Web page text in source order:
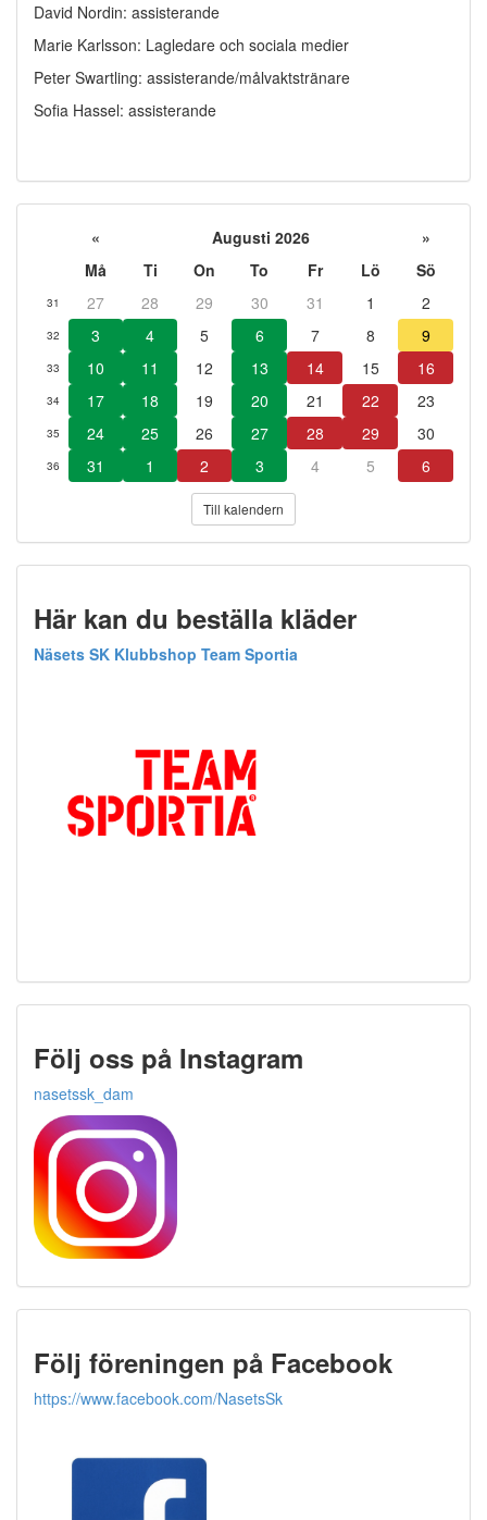
David Nordin: assisterande
Marie Karlsson: Lagledare och sociala medier
Peter Swartling: assisterande/målvaktstränare
Sofia Hassel: assisterande
« Augusti 2026
»
Må
Ti On To Fr Lö Sö
31 27 28 29 30 31 1 2
32 3 4 5 6 7 8 9
33 10 11 12 13 14 15 16
34 17 18 19 20 21 22 23
35 24 25 26 27 28 29 30
36 31 1 2 3 4 5 6
Till kalendern
Här kan du beställa kläder
Näsets SK Klubbshop Team Sportia
Följ oss på Instagram
nasetssk_dam
Följ föreningen på Facebook
https://www.facebook.com/NasetsSk